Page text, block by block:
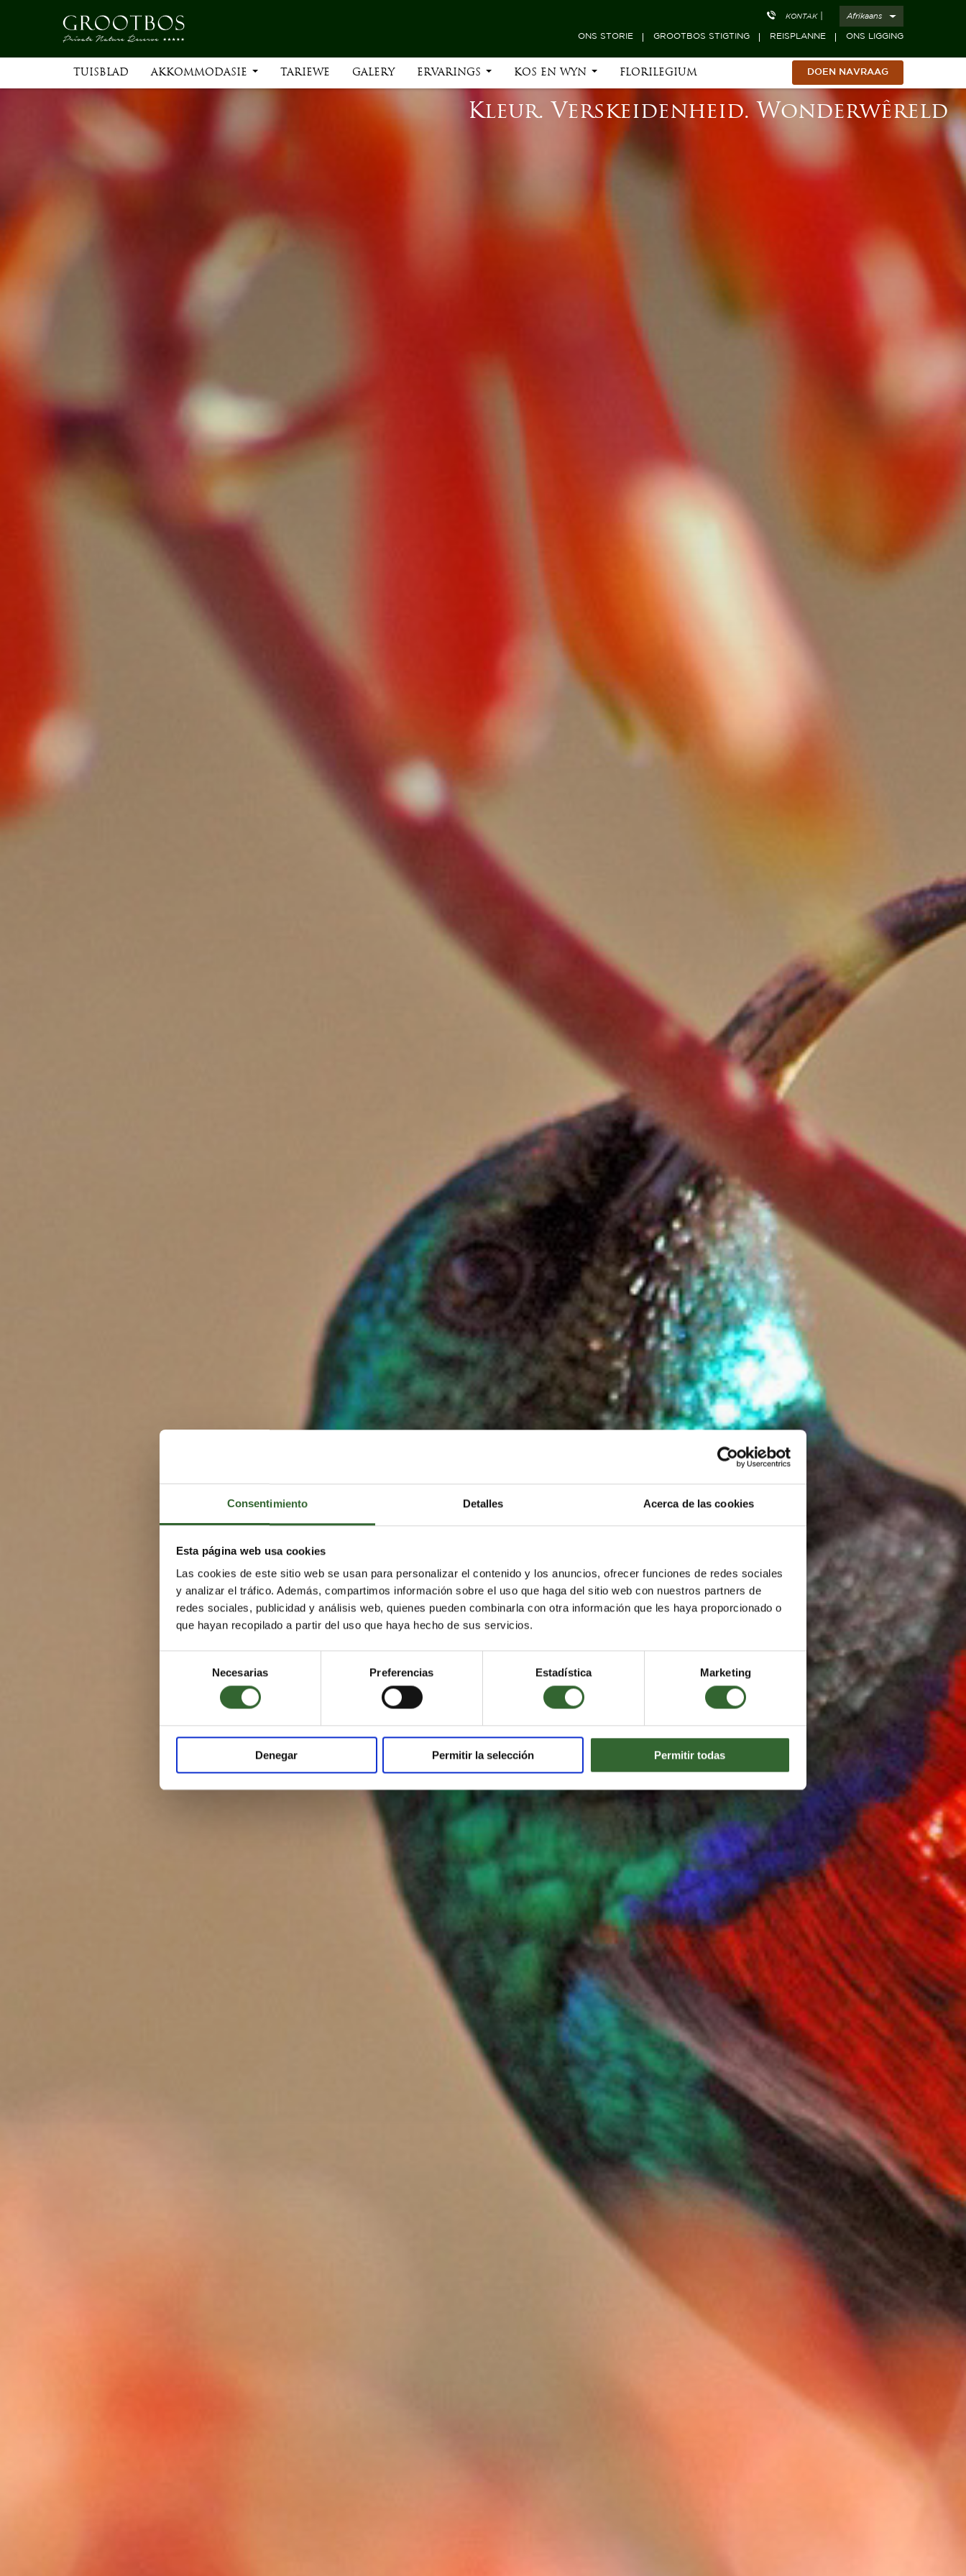
Consentimiento Detalles Acerca de las cookies
Esta página web usa cookies
Las cookies de este sitio web se usan para personalizar el contenido y los anuncios, ofrecer funciones de redes sociales
y analizar el tráfico. Además, compartimos información sobre el uso que haga del sitio web con nuestros partners de
redes sociales, publicidad y análisis web, quienes pueden combinarla con otra información que les haya proporcionado o
que hayan recopilado a partir del uso que haya hecho de sus servicios.
consentimiento
Necesarias Preferencias Estadística Marketing
Denegar Permitir la selección Permitir todas
KONTAK| Afrikaans
ONS STORIE GROOTBOS STIGTING REISPLANNE ONS LIGGING
TUISBLAD AKKOMMODASIE TARIEWE GALERY ERVARINGS KOS EN WYN FLORILEGIUM DOEN NAVRAAG
Kleur. Verskeidenheid. Wonderwêreld
VIDEO